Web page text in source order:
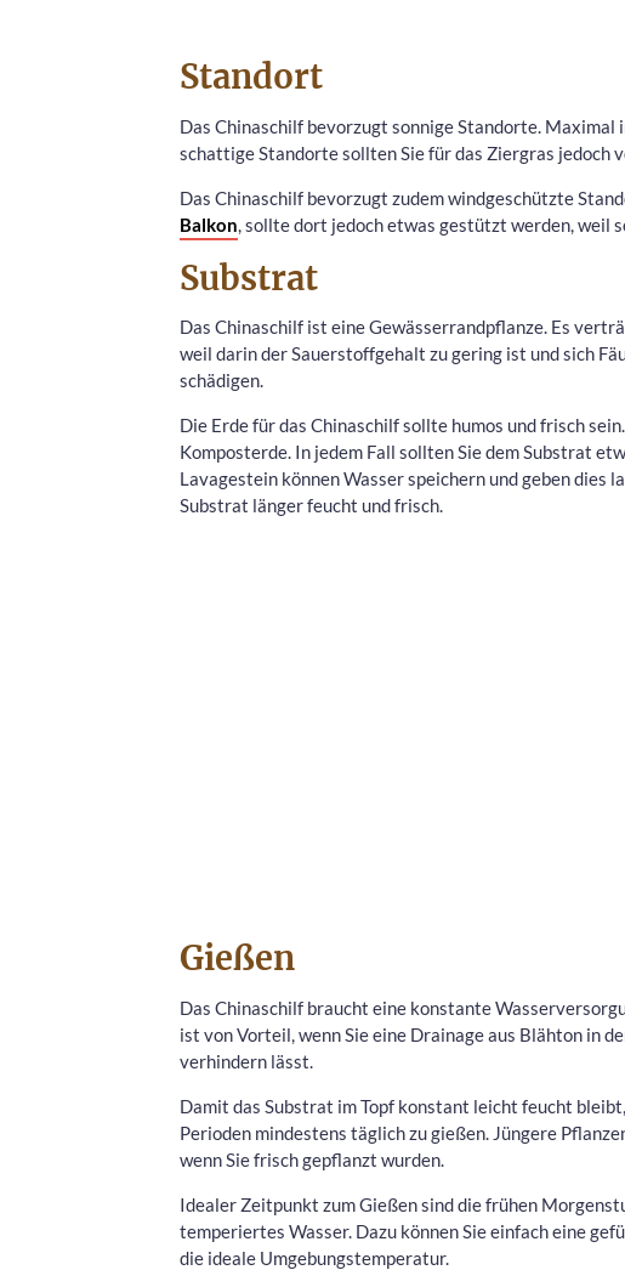
Standort
Das Chinaschilf bevorzugt sonnige Standorte.
schattige Standorte sollten Sie für das Ziergras jedoch
Das Chinaschilf bevorzugt zudem windgeschützte
Balkon, sollte dort jedoch etwas gestützt werden, weil
Substrat
Das Chinaschilf ist eine Gewässerrandpflanze. Es
weil darin der Sauerstoffgehalt zu gering ist und sich
schädigen.
Die Erde für das Chinaschilf sollte humos und frisch
Komposterde. In jedem Fall sollten Sie dem Substrat
Lavagestein können Wasser speichern und geben dies
Substrat länger feucht und frisch.
Gießen
Das Chinaschilf braucht eine konstante
ist von Vorteil, wenn Sie eine Drainage aus Blähton in
verhindern lässt.
Damit das Substrat im Topf konstant leicht feucht
Perioden mindestens täglich zu gießen. Jüngere
wenn Sie frisch gepflanzt wurden.
Idealer Zeitpunkt zum Gießen sind die frühen
temperiertes Wasser. Dazu können Sie einfach eine
die ideale Umgebungstemperatur.